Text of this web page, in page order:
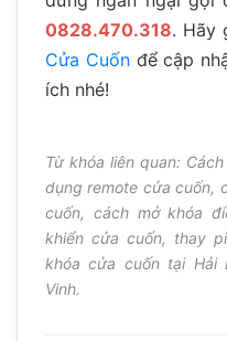
0828.470.318. Hãy
Cửa Cuốnđể cập
ích nhé!
Từ khóa liên quan:
dụng remote cửa cuốn,
cuốn, cách mở khóa
khiển cửa cuốn, thay
khóa cửa cuốn tại Hải
Vinh.